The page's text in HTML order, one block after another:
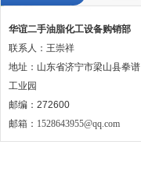
华谊二手油脂化工设备购销部
联系人：王崇祥
地址：山东省济宁市梁山县拳谱
工业园
邮编：272600
邮箱： 1528643955@qq.com